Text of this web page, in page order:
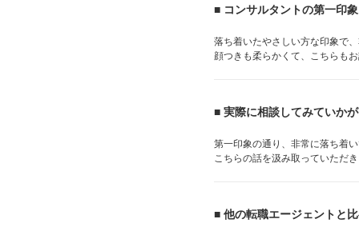
■ コンサルタントの第一印
落ち着いたやさしい方な印象で
顔つきも柔らかくて、こちらも
■ 実際に相談してみていか
第一印象の通り、非常に落ち着
こちらの話を汲み取っていただ
■ 他の転職エージェントと